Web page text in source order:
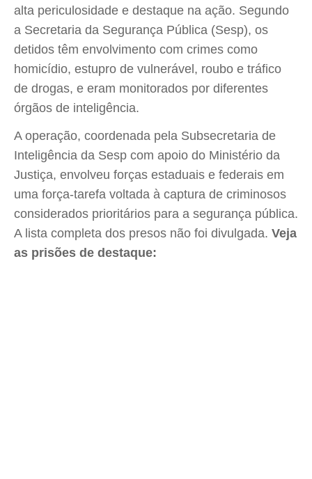
alta periculosidade e destaque na ação. Segundo
a Secretaria da Segurança Pública (Sesp), os
detidos têm envolvimento com crimes como
homicídio, estupro de vulnerável, roubo e tráfico
de drogas, e eram monitorados por diferentes
órgãos de inteligência.
A operação, coordenada pela Subsecretaria de
Inteligência da Sesp com apoio do Ministério da
Justiça, envolveu forças estaduais e federais em
uma força-tarefa voltada à captura de criminosos
considerados prioritários para a segurança pública.
A lista completa dos presos não foi divulgada. Veja
as prisões de destaque: